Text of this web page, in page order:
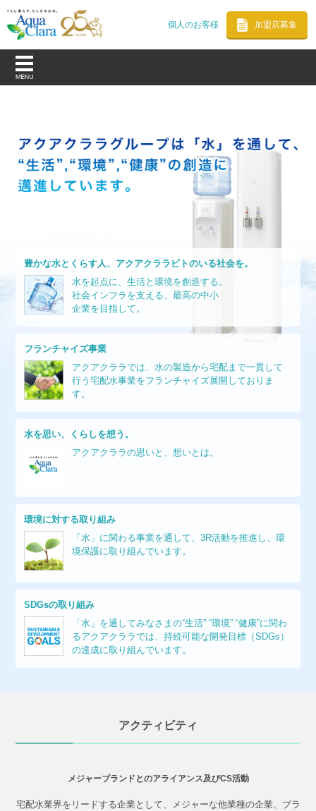
個人のお客様 加盟店募集
豊かな水とくらす人、アクアクララビトのいる社会を。
水を起点に、生活と環境を創造する。
社会インフラを支える、最高の中小
企業を目指して。
フランチャイズ事業
アクアクララでは、水の製造から宅配まで一貫して
行う宅配水事業をフランチャイズ展開しておりま
す。
水を思い、くらしを想う。
アクアクララの思いと、想いとは。
環境に対する取り組み
「水」に関わる事業を通して、3R活動を推進し、環
境保護に取り組んでいます。
SDGsの取り組み
「水」を通してみなさまの“生活” “環境” “健康”に関わ
るアクアクララでは、持続可能な開発目標（SDGs）
の達成に取り組んでいます。
アクティビティ
メジャーブランドとのアライアンス及びCS活動
宅配水業界をリードする企業として、メジャーな他業種の企業、ブラ